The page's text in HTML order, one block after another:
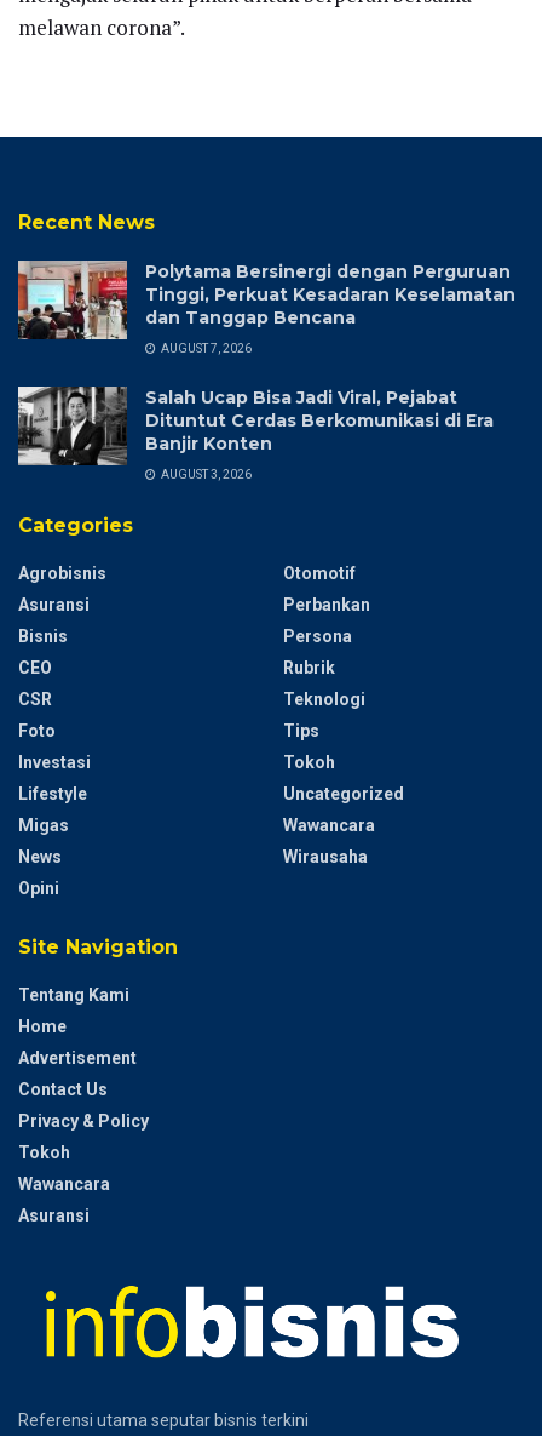
melawan corona”.
Recent News
Polytama Bersinergi dengan Perguruan
Tinggi, Perkuat Kesadaran Keselamatan
dan Tanggap Bencana
AUGUST 7, 2026
Salah Ucap Bisa Jadi Viral, Pejabat
Dituntut Cerdas Berkomunikasi di Era
Banjir Konten
AUGUST 3, 2026
Categories
Agrobisnis
Asuransi
Bisnis
CEO
CSR
Foto
Investasi
Lifestyle
Migas
News
Opini
Otomotif
Perbankan
Persona
Rubrik
Teknologi
Tips
Tokoh
Uncategorized
Wawancara
Wirausaha
Site Navigation
Tentang Kami
Home
Advertisement
Contact Us
Privacy & Policy
Tokoh
Wawancara
Asuransi
Referensi utama seputar bisnis terkini